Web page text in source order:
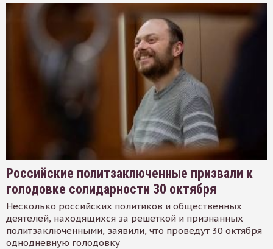
Российские политзаключенные призвали к
голодовке солидарности 30 октября
Несколько российских политиков и общественных
деятелей, находящихся за решеткой и признанных
политзаключенными, заявили, что проведут 30 октября
однодневную голодовку